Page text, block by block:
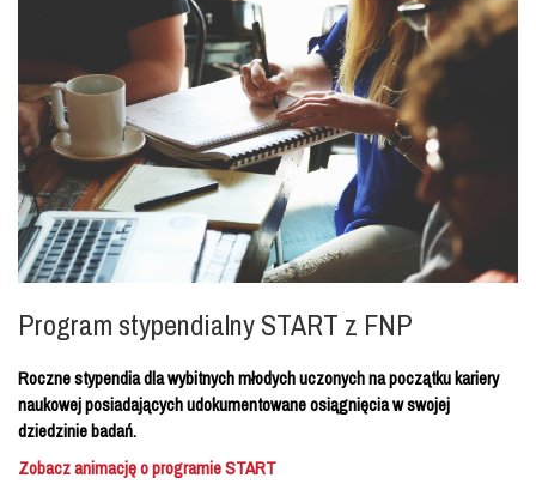
Program stypendialny START z FNP
Roczne stypendia dla wybitnych młodych uczonych na początku kariery
naukowej posiadających udokumentowane osiągnięcia w swojej
dziedzinie badań.
Zobacz animację o programie START